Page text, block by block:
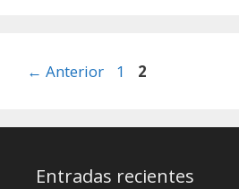
← Anterior Página
1 Página
2
Entradas recientes